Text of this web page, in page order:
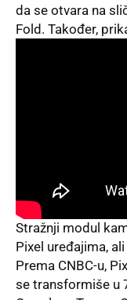
da se otvara na
Fold. Također,
Stražnji modul
Pixel uređajima,
Prema CNBC-u,
se transformiše u